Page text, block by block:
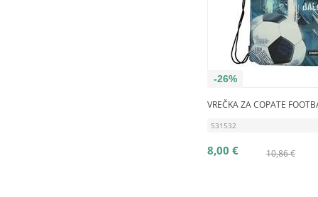
-26%
VREČKA ZA COPATE
531532
10,86 €
8,00 €